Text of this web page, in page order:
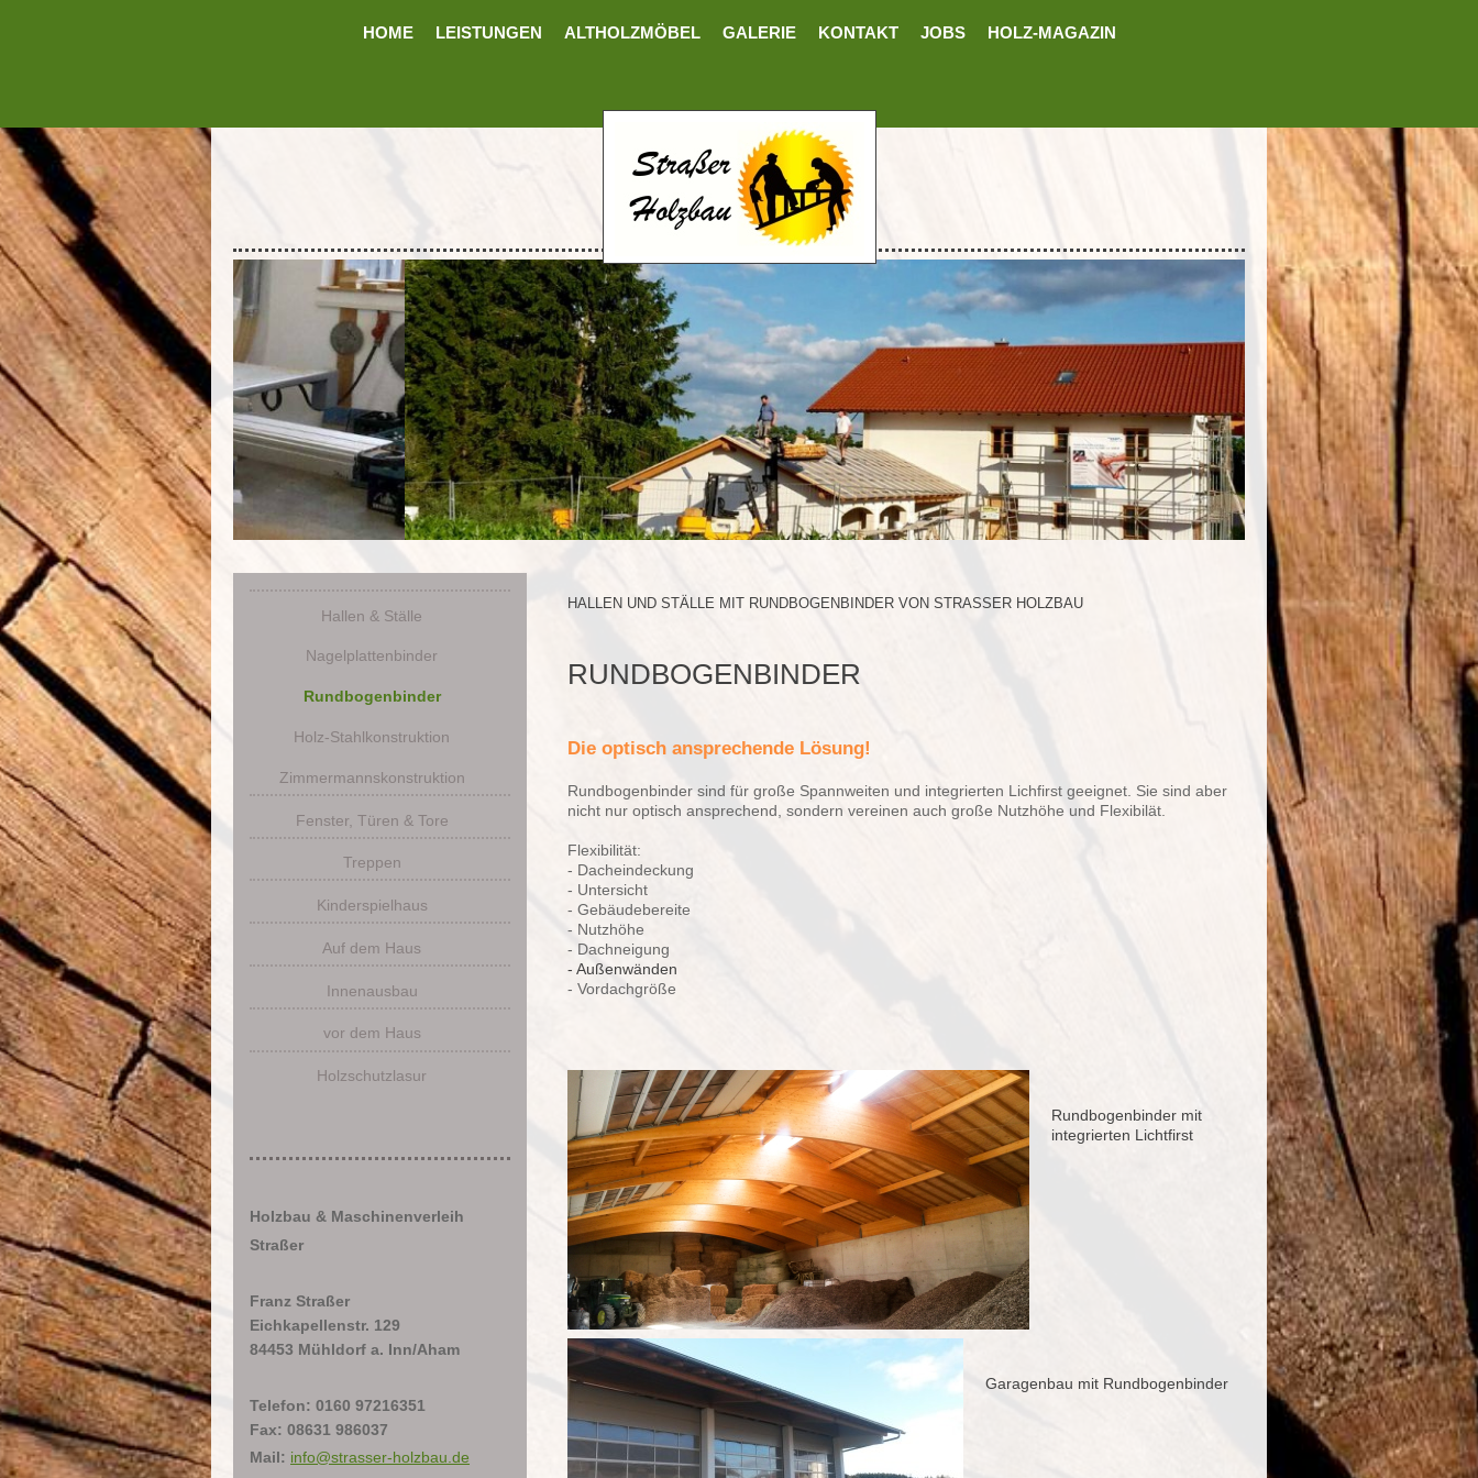
HOME LEISTUNGEN ALTHOLZMÖBEL GALERIE KONTAKT JOBS HOLZ-MAGAZIN
HALLEN UND STÄLLE MIT RUNDBOGENBINDER VON STRASSER HOLZBAU
RUNDBOGENBINDER
Die optisch ansprechende Lösung!
Rundbogenbinder sind für große Spannweiten und integrierten Lichfirst geeignet. Sie sind aber
nicht nur optisch ansprechend, sondern vereinen auch große Nutzhöhe und Flexibilät.
Flexibilität:
- Dacheindeckung
- Untersicht
- Gebäudebereite
- Nutzhöhe
- Dachneigung
- Außenwänden
- Vordachgröße
Rundbogenbinder mit
integrierten Lichtfirst
Garagenbau mit Rundbogenbinder
Hallen & Ställe
Nagelplattenbinder
Rundbogenbinder
Holz-Stahlkonstruktion
Zimmermannskonstruktion
Fenster, Türen & Tore
Treppen
Kinderspielhaus
Auf dem Haus
Innenausbau
vor dem Haus
Holzschutzlasur
Holzbau & Maschinenverleih
Straßer
Franz Straßer
Eichkapellenstr. 129
84453 Mühldorf a. Inn/Aham
Telefon: 0160 97216351
Fax: 08631 986037
Mail: info@strasser-holzbau.de